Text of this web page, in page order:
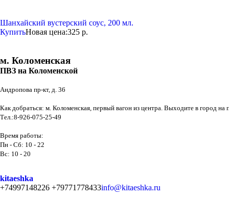
Шанхайский вустерский соус, 200 мл.
КупитьНовая цена:325 р.
м. Коломенская
ПВЗ на Коломенской
Андропова пр-кт, д. 36
Как добраться: м. Коломенская, первый вагон из центра. Выходите в город
Тел.:8-926-075-25-49
Время работы:
Пн - Сб: 10 - 22
Вс: 10 - 20
kitaeshka
+74997148226 +79771778433info@kitaeshka.ru